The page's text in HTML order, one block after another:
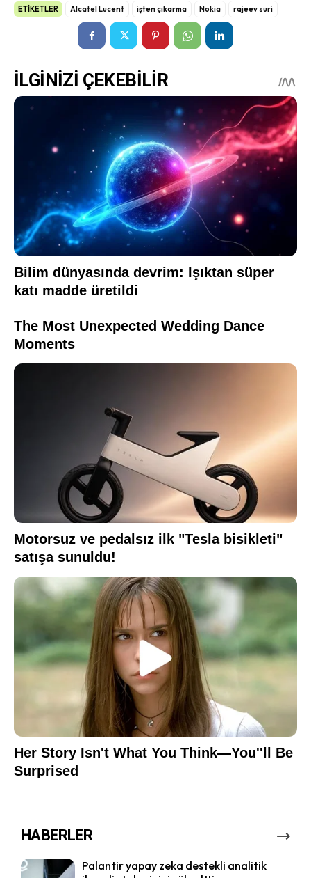
ETİKETLER Alcatel Lucent işten çıkarma Nokia rajeev suri
HABERLER
Palantir yapay zeka destekli analitik